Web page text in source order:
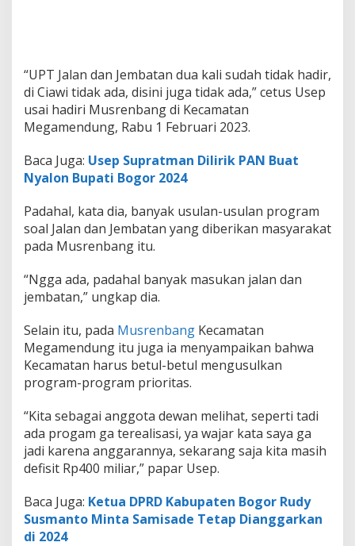
“UPT Jalan dan Jembatan dua kali sudah tidak hadir,
di Ciawi tidak ada, disini juga tidak ada,” cetus Usep
usai hadiri Musrenbang di Kecamatan
Megamendung, Rabu 1 Februari 2023.
Baca Juga: Usep Supratman Dilirik PAN Buat
Nyalon Bupati Bogor 2024
Padahal, kata dia, banyak usulan-usulan program
soal Jalan dan Jembatan yang diberikan masyarakat
pada Musrenbang itu.
“Ngga ada, padahal banyak masukan jalan dan
jembatan,” ungkap dia.
Selain itu, pada Musrenbang Kecamatan
Megamendung itu juga ia menyampaikan bahwa
Kecamatan harus betul-betul mengusulkan
program-program prioritas.
“Kita sebagai anggota dewan melihat, seperti tadi
ada progam ga terealisasi, ya wajar kata saya ga
jadi karena anggarannya, sekarang saja kita masih
defisit Rp400 miliar,” papar Usep.
Baca Juga: Ketua DPRD Kabupaten Bogor Rudy
Susmanto Minta Samisade Tetap Dianggarkan
di 2024